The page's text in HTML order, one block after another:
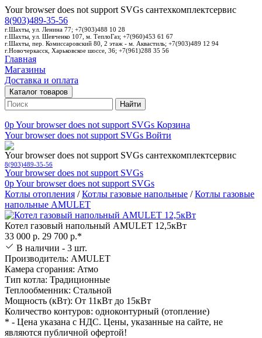
Your browser does not support SVGs сантехкомплектсервис
8(903)489-35-56
г.Шахты, ул. Ленина 77; +7(903)488 10 28
г.Шахты, ул. Шевченко 107, м. ТеплоГаз; +7(960)453 61 67
г.Шахты, пер. Комиссаровский 80, 2 этаж - м. Аквастиль; +7(903)489 12 94
г.Новочеркасск, Харьковское шоссе, 36; +7(961)288 35 56
Главная
Магазины
Доставка и оплата
Каталог товаров
Найти
0pYour browser does not support SVGs Корзина
Your browser does not support SVGs Войти
Your browser does not support SVGs сантехкомплектсервис
8(903)489-35-56
Your browser does not support SVGs
0pYour browser does not support SVGs
Котлы отопления /Котлы газовые напольные /Котлы газовые
напольные AMULET
Котел газовый напольный AMULET 12,5кВт
33 000 р. 29 700 р.*
В наличии - 3 шт.
Производитель: AMULET
Камера сгорания: Атмо
Тип котла: Традиционные
Теплообменник: Стальной
Мощность (кВт): От 11кВт до 15кВт
Количество контуров: одноконтурный (отопление)
* - Цена указана с НДС. Цены, указанные на сайте, не
являются публичной офертой!